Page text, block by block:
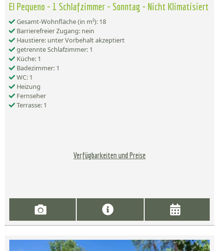
El Pequeno - 1 Schlafzimmer - Sonntag - Nicht Klimatisiert
Gesamt-Wohnfläche (in m²): 18
Barrierefreier Zugang: nein
Haustiere: unter Vorbehalt akzeptiert
getrennte Schlafzimmer: 1
Küche: 1
Badezimmer: 1
WC: 1
Heizung
Fernseher
Terrasse: 1
Verfügbarkeiten und Preise